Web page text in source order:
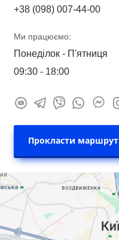
+38 (098) 007-44-00
Ми працюємо:
Понеділок - П'ятниця
09:30 - 18:00
Прокласти маршрут